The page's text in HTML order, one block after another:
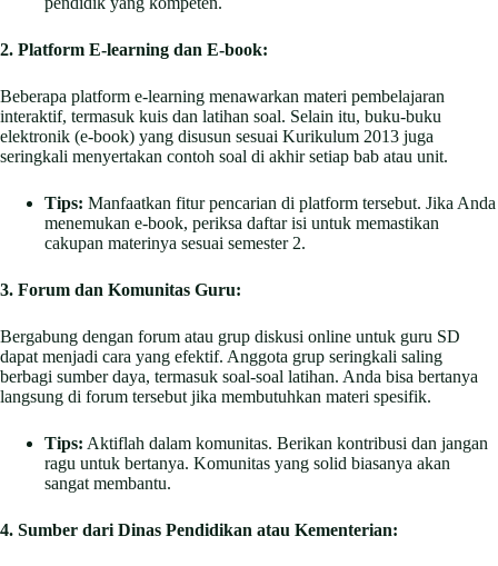
2. Platform E-learning dan E-book:
Beberapa platform e-learning menawarkan materi pembelajaran
interaktif, termasuk kuis dan latihan soal. Selain itu, buku-buku
elektronik (e-book) yang disusun sesuai Kurikulum 2013 juga
seringkali menyertakan contoh soal di akhir setiap bab atau unit.
Tips: Manfaatkan fitur pencarian di platform tersebut. Jika Anda
menemukan e-book, periksa daftar isi untuk memastikan
cakupan materinya sesuai semester 2.
3. Forum dan Komunitas Guru:
Bergabung dengan forum atau grup diskusi online untuk guru SD
dapat menjadi cara yang efektif. Anggota grup seringkali saling
berbagi sumber daya, termasuk soal-soal latihan. Anda bisa bertanya
langsung di forum tersebut jika membutuhkan materi spesifik.
Tips: Aktiflah dalam komunitas. Berikan kontribusi dan jangan
ragu untuk bertanya. Komunitas yang solid biasanya akan
sangat membantu.
4. Sumber dari Dinas Pendidikan atau Kementerian: